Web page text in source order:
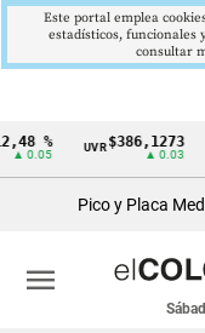
Cintillo
económicos
Colombia
%
0.05
UVR$386,1273
▲ 0.03
Pico y Placa
menu
Este portal emplea
estadísticos, funcionales
consultar